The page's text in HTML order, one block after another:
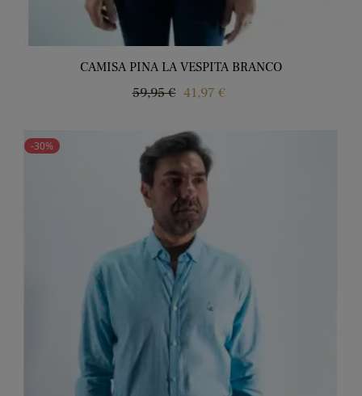
CAMISA PINA LA VESPITA BRANCO
Regular
59,95 € Price
41,97 €
-30%